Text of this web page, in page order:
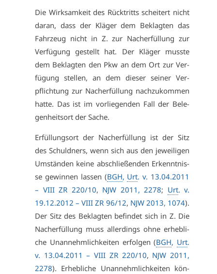
Die Wirk­sam­keit des Rück­tritts schei­tert nicht
dar­an, dass der Klä­ger dem Be­klag­ten das
Fahr­zeug nicht in Z. zur Nach­er­fül­lung zur
Ver­fü­gung ge­stellt hat. Der Klä­ger muss­te
dem Be­klag­ten den Pkw an dem Ort zur Ver­
fü­gung stel­len, an dem die­ser sei­ner Ver­
pflich­tung zur Nach­er­fül­lung nach­zu­kom­men
hat­te. Das ist im vor­lie­gen­den Fall der Be­le­
gen­heits­ort der Sa­che.
Er­fül­lungs­ort der Nach­er­fül­lung ist der Sitz
des Schuld­ners, wenn sich aus den je­wei­li­gen
Um­stän­den kei­ne ab­schlie­ßen­den Er­kennt­nis­
se ge­win­nen las­sen (BGH, Urt. v. 13.04.2011
– VI­II ZR 220/10, NJW 2011, 2278; Urt. v.
19.12.2012 – VI­II ZR 96/12, NJW 2013, 1074).
Der Sitz des Be­klag­ten be­fin­det sich in Z. Die
Nach­er­fül­lung muss al­ler­dings oh­ne er­heb­li­
che Un­an­nehm­lich­kei­ten er­fol­gen (BGH, Urt.
v. 13.04.2011 – VI­II ZR 220/10, NJW 2011,
2278). Er­heb­li­che Un­an­nehm­lich­kei­ten kön­